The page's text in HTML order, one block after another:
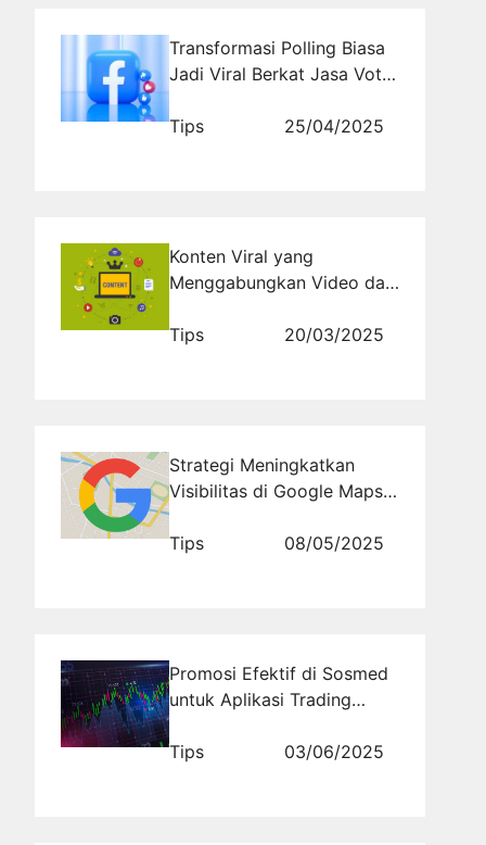
Transformasi Polling Biasa
Jadi Viral Berkat Jasa Vote
Tips
25/04/2025
Konten Viral yang
Menggabungkan Video dan
untuk Sukses Besar
Tips 20/03/2025
Strategi Meningkatkan
Visibilitas di Google Maps
Tips
08/05/2025
Promosi Efektif di Sosmed
untuk Aplikasi Trading
Rajakomen.com
Tips 03/06/2025